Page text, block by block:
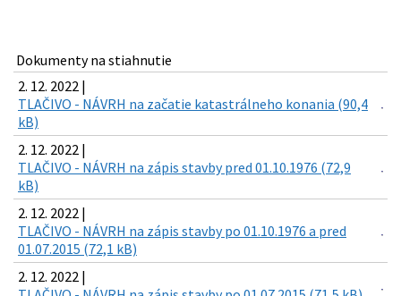
Dokumenty na stiahnutie
2. 12. 2022 |
TLAČIVO - NÁVRH na začatie katastrálneho konania (90,4
kB)
2. 12. 2022 |
TLAČIVO - NÁVRH na zápis stavby pred 01.10.1976 (72,9
kB)
2. 12. 2022 |
TLAČIVO - NÁVRH na zápis stavby po 01.10.1976 a pred
01.07.2015 (72,1 kB)
2. 12. 2022 |